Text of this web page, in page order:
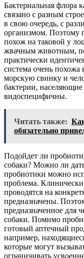
Бактериальная флора
связано с разным
в свою очередь, с
организмом. Поэтому
похож на таковой у
жвачным животным,
практически
система очень
морскую свинку и
бактерии,
видоспецифичны.
Читать также:
обязательно
Подойдет ли
собаки? Можно ли
пробиотики можно
проблема.
проводятся на
предназначены.
предназначенное для
собаки. Помимо
готовый аптечный
например,
которые могут
ограничивать